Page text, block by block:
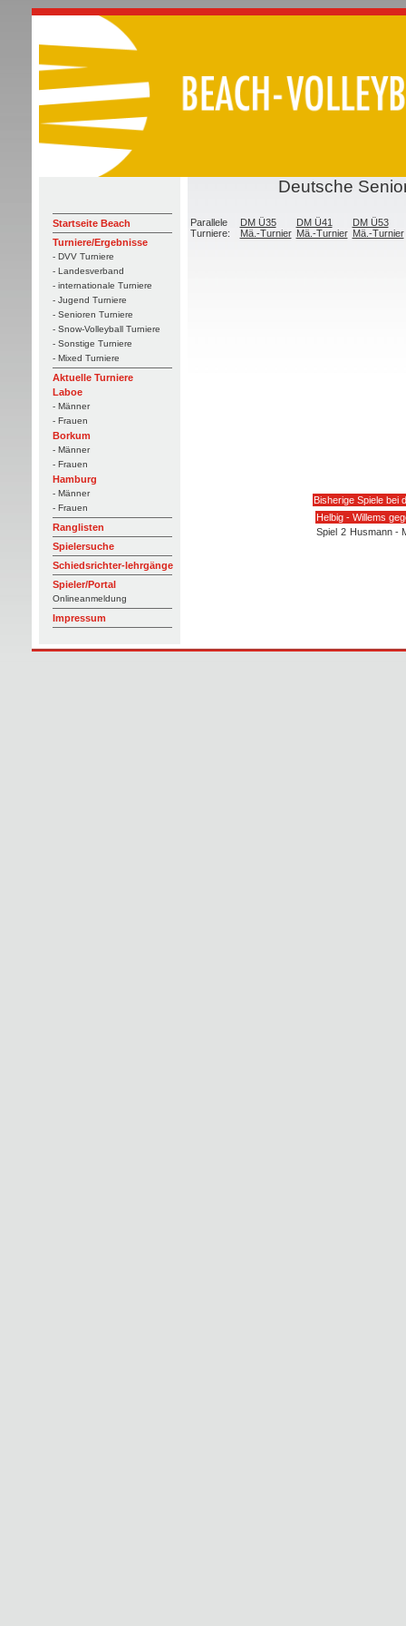
Startseite Beach
Turniere/Ergebnisse
- DVV Turniere
- Landesverband
- internationale Turniere
- Jugend Turniere
- Senioren Turniere
- Snow-Volleyball Turniere
- Sonstige Turniere
- Mixed Turniere
Aktuelle Turniere
Laboe
- Männer
- Frauen
Borkum
- Männer
- Frauen
Hamburg
- Männer
- Frauen
Ranglisten
Spielersuche
Schiedsrichter-lehrgänge
Spieler/Portal
Onlineanmeldung
Impressum
Deutsche
Parallele
Turniere:
DM Ü35
Mä.-Turnier
DM Ü41
Mä.-Turnier
DM Ü53
Mä.-Turnier
Bisherige Spiele bei
Helbig - Willems
Spiel 2 Husmann -